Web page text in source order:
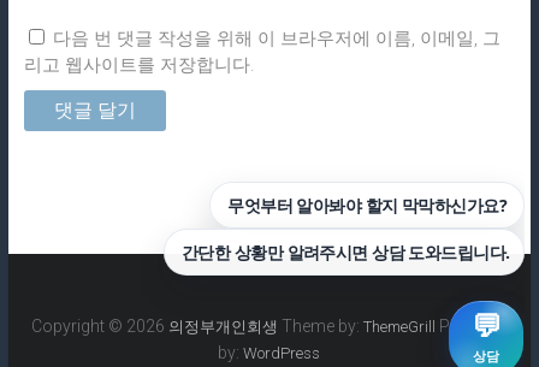
다음 번 댓글 작성을 위해 이 브라우저에 이름, 이메일, 그
리고 웹사이트를 저장합니다.
Copyright © 2026 의정부개인회생 Theme by:ThemeGrill Powered
by:WordPress